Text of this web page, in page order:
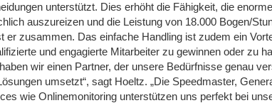
unterstützt. Dies erhöht die Fähigkeit, die
auszureizen und die Leistung von 18.000 Bogen/
er zusammen. Das einfache Handling ist zudem ein
und engagierte Mitarbeiter zu gewinnen oder zu
wir einen Partner, der unsere Bedürfnisse genau
umsetzt“, sagt Hoeltz. „Die Speedmaster,
wie Onlinemonitoring unterstützen uns perfekt bei